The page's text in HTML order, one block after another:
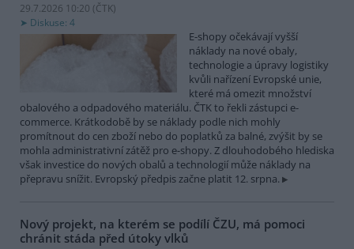
29.7.2026 10:20 (ČTK)
Diskuse: 4
E-shopy očekávají vyšší
náklady na nové obaly,
technologie a úpravy logistiky
kvůli nařízení Evropské unie,
které má omezit množství
obalového a odpadového materiálu. ČTK to řekli zástupci e-
commerce. Krátkodobě by se náklady podle nich mohly
promítnout do cen zboží nebo do poplatků za balné, zvýšit by se
mohla administrativní zátěž pro e-shopy. Z dlouhodobého hlediska
však investice do nových obalů a technologií může náklady na
přepravu snížit. Evropský předpis začne platit 12. srpna.
Nový projekt, na kterém se podílí ČZU, má pomoci
chránit stáda před útoky vlků